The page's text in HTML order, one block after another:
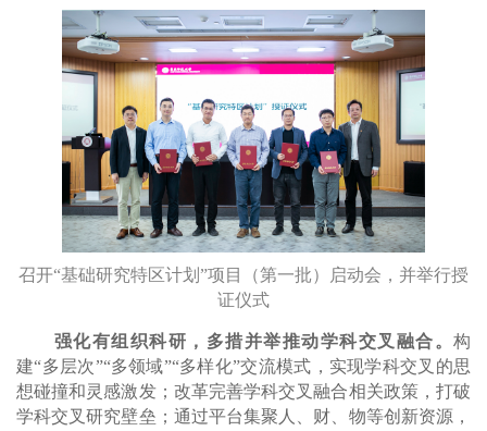
召开“基础研究特区计划”项目（第一批）启动会，并举行授
证仪式
强化有组织科研，多措并举推动学科交叉融合。构
建“多层次”“多领域”“多样化”交流模式，实现学科交叉的思
想碰撞和灵感激发；改革完善学科交叉融合相关政策，打破
学科交叉研究壁垒；通过平台集聚人、财、物等创新资源，